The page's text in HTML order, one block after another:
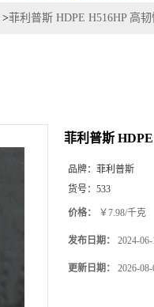
>菲利普斯 HDPE H516HP 高
菲利普斯
品牌： 菲利普斯
货号： 533
价格： ￥7.98/千克
发布日期： 2024-06-
更新日期： 2026-08-